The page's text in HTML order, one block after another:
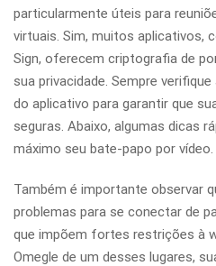
particularmente úteis para
virtuais. Sim, muitos aplicativos,
Sign, oferecem criptografia de
sua privacidade. Sempre
do aplicativo para garantir que
seguras. Abaixo, algumas dicas
máximo seu bate-papo por vídeo.
Também é importante observar
problemas para se conectar de
que impõem fortes restrições à
Omegle de um desses lugares,